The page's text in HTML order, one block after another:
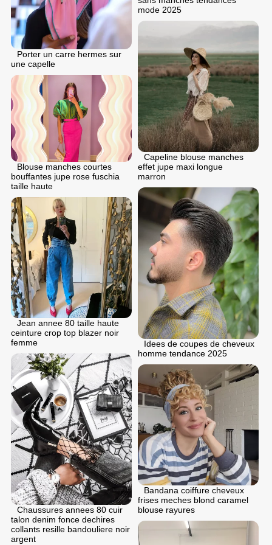
mode 2025
Porter un carre hermes sur
une capelle
Capeline blouse manches
effet jupe maxi longue
marron
Blouse manches courtes
bouffantes jupe rose fuschia
taille haute
Idees de coupes de cheveux
homme tendance 2025
Jean annee 80 taille haute
ceinture crop top blazer noir
femme
Chaussures annees 80 cuir
talon denim fonce dechires
collants resille bandouliere noir
argent
Bandana coiffure cheveux
frises meches blond caramel
blouse rayures